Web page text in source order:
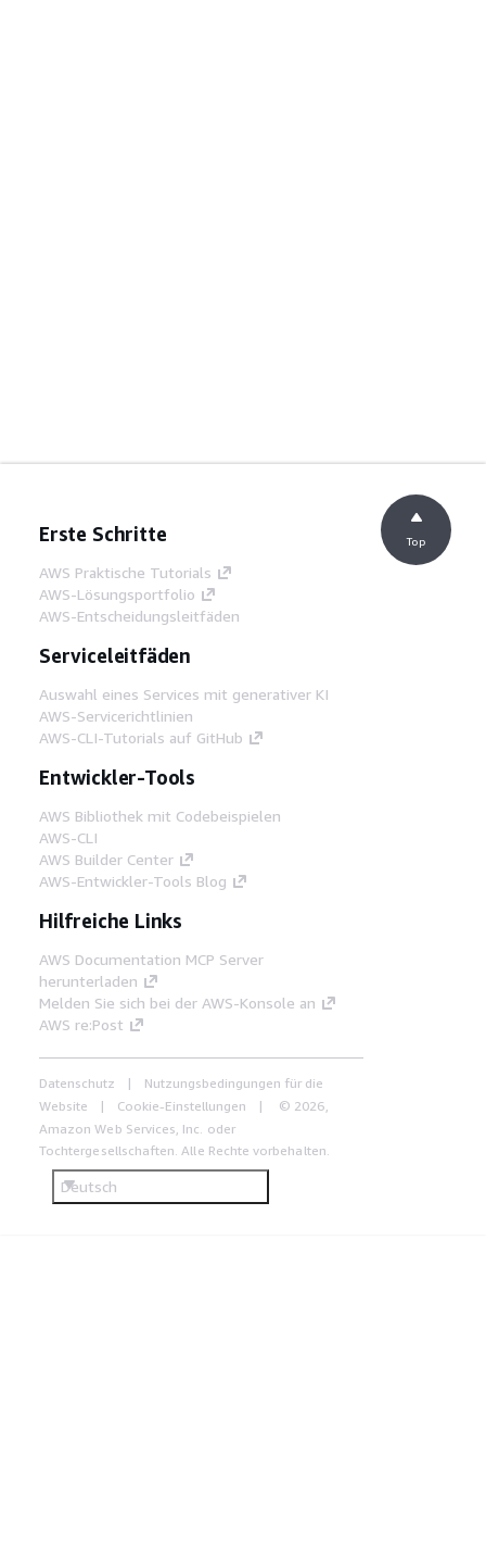
Erste Schritte
AWS Praktische Tutorials
AWS-Lösungsportfolio
AWS-Entscheidungsleitfäden
Serviceleitfäden
Auswahl eines Services mit generativer KI
AWS-Servicerichtlinien
AWS-CLI-Tutorials auf GitHub
Entwickler-Tools
AWS Bibliothek mit Codebeispielen
AWS-CLI
AWS Builder Center
AWS-Entwickler-Tools Blog
Hilfreiche Links
AWS Documentation MCP Server
herunterladen
Melden Sie sich bei der AWS-Konsole an
AWS re:Post
Datenschutz
Nutzungsbedingungen für die
Website
Cookie-Einstellungen
© 2026,
Amazon Web Services, Inc. oder
Tochtergesellschaften. Alle Rechte vorbehalten.
Deutsch
Top